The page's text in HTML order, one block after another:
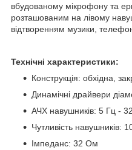
вбудованому мікрофону та
розташованим на лівому
відтворенням музики,
Технічні характеристики:
Конструкція: обхідна,
Динамічні драйвери
АЧХ навушників: 5 Гц -
Чутливість навушників:
Імпеданс: 32 Ом